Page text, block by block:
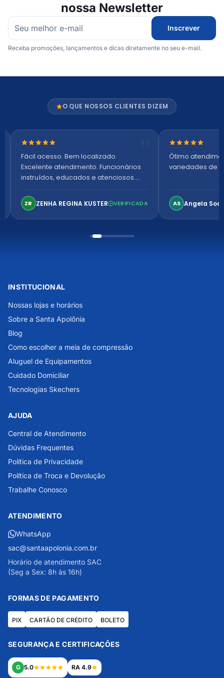
nossa Newsletter
Inscrever
Receba promoções, lançamentos e dicas diretamente no seu e-mail.
O QUE NOSSOS CLIENTES DIZEM
Nota 5 de 5 estrelas
Fácil acesso. Bem localizado.
Excelente atendimento. Funcionários
instruídos, educados e atenciosos.
confortável. Perfeito!
ZR ZENHA REGINA KUSTER VERIFICADA
Nota 5 de 5
Ótimo
variedades de
AS Angela
INSTITUCIONAL
Nossas lojas e horários
Sobre a Santa Apolônia
Blog
Como escolher a meia de compressão
Aluguel de Equipamentos
Cuidado Domiciliar
Tecnologias Skechers
AJUDA
Central de Atendimento
Dúvidas Frequentes
Política de Privacidade
Política de Troca e Devolução
Trabalhe Conosco
ATENDIMENTO
WhatsApp
sac@santaapolonia.com.br
Horário de atendimento SAC
(Seg a Sex: 8h às 16h)
FORMAS DE PAGAMENTO
PIX CARTÃO DE CRÉDITO BOLETO
SEGURANÇA E CERTIFICAÇÕES
G 5.0 RA 4.9